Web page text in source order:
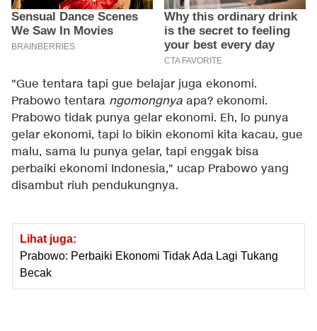
"Gue tentara tapi gue belajar juga ekonomi.
Prabowo tentara ngomongnya apa? ekonomi.
Prabowo tidak punya gelar ekonomi. Eh, lo punya
gelar ekonomi, tapi lo bikin ekonomi kita kacau, gue
malu, sama lu punya gelar, tapi enggak bisa
perbaiki ekonomi Indonesia," ucap Prabowo yang
disambut riuh pendukungnya.
Lihat juga:
Prabowo: Perbaiki Ekonomi Tidak Ada Lagi Tukang
Becak